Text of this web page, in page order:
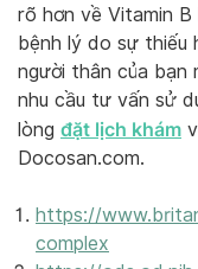
rõ hơn về Vitamin
bệnh lý do sự thiếu
người thân của bạn
nhu cầu tư vấn sử
lòng đặt lịch khám
Docosan.com.
https://
complex